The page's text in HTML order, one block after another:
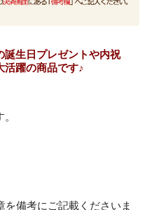
誕生日プレゼントや内祝
活躍の商品です♪
備考にご記載くださいま